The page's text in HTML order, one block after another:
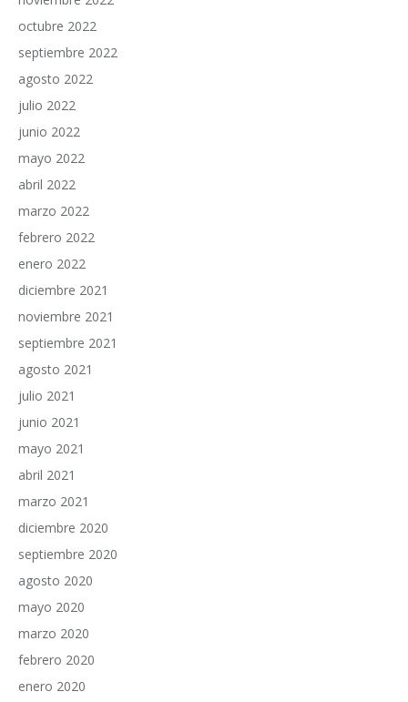
octubre 2022
septiembre 2022
agosto 2022
julio 2022
junio 2022
mayo 2022
abril 2022
marzo 2022
febrero 2022
enero 2022
diciembre 2021
noviembre 2021
septiembre 2021
agosto 2021
julio 2021
junio 2021
mayo 2021
abril 2021
marzo 2021
diciembre 2020
septiembre 2020
agosto 2020
mayo 2020
marzo 2020
febrero 2020
enero 2020